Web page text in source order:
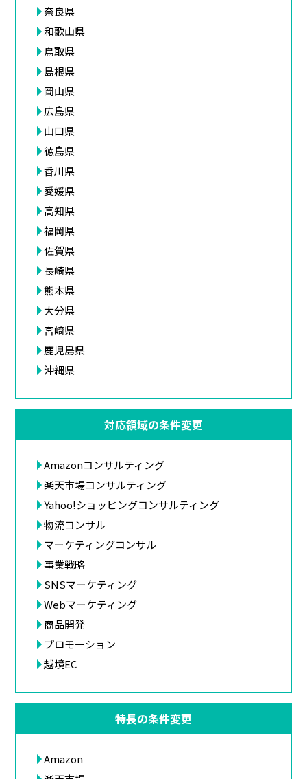
奈良県
和歌山県
鳥取県
島根県
岡山県
広島県
山口県
徳島県
香川県
愛媛県
高知県
福岡県
佐賀県
長崎県
熊本県
大分県
宮崎県
鹿児島県
沖縄県
対応領域の条件変更
Amazonコンサルティング
楽天市場コンサルティング
Yahoo!ショッピングコンサルティング
物流コンサル
マーケティングコンサル
事業戦略
SNSマーケティング
Webマーケティング
商品開発
プロモーション
越境EC
特長の条件変更
Amazon